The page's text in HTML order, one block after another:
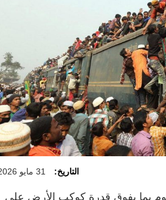
التاريخ: 31 مايو 2026
بما يفوق قدرة كوكب الأرض على